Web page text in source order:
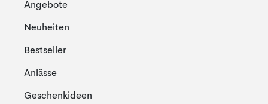
Angebote
Neuheiten
Bestseller
Anlässe
Geschenkideen